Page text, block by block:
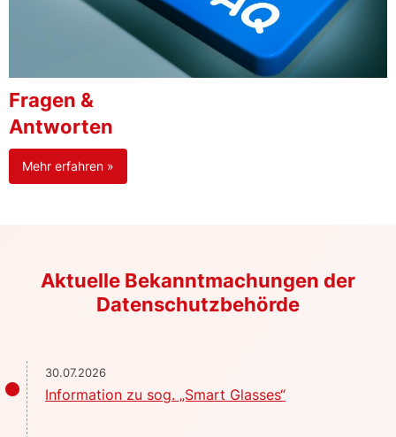
Fragen &
Antworten
Mehr erfahren »
Aktuelle Bekanntmachungen der
Datenschutzbehörde
30.07.2026
Information zu sog. „Smart Glasses“